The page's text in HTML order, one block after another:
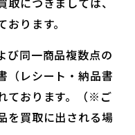
ります。
び同一商品複数点の
（レシート・納品書
ております。（※ご
を買取に出される場